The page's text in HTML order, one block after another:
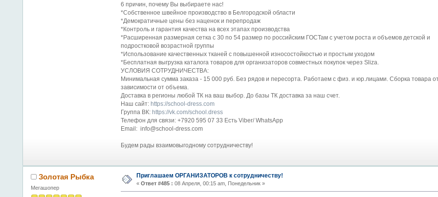
6 причин, почему Вы выбираете нас!
*Собственное швейное производство в Белгородской области
*Демократичные цены без наценок и перепродаж
*Контроль и гарантия качества на всех этапах производства
*Расширенная размерная сетка с 30 по 54 размер по российским ГОСТам с учетом роста и объемов детской и
подростковой возрастной группы
*Использование качественных тканей с повышенной износостойкостью и простым уходом
*Бесплатная выгрузка каталога товаров для организаторов совместных покупок через Sliza.
УСЛОВИЯ СОТРУДНИЧЕСТВА:
Минимальная сумма заказа - 15 000 руб. Без рядов и пересорта. Работаем с физ. и юр.лицами. Сборка товара
зависимости от объема.
Доставка в регионы любой ТК на ваш выбор. До базы ТК доставка за наш счет.
Наш сайт: https://school-dress.com
Группа ВК: https://vk.com/school.dress
Телефон для связи: +7920 595 07 33 Есть Viber/ WhatsApp
Email: info@school-dress.com
Будем рады взаимовыгодному сотрудничеству!
Золотая Рыбка
Мегашопер
Приглашаем ОРГАНИЗАТОРОВ к сотрудничеству!
« Ответ #485 : 08 Апреля, 00:15 am, Понедельник »